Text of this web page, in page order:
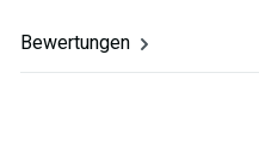
Bewertungen